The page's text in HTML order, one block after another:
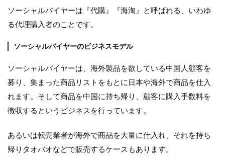
ソーシャルバイヤーは『代購』『海淘』と呼ばれる、いわゆ
る代理購入者のことです。
ソーシャルバイヤーのビジネスモデル
ソーシャルバイヤーは、海外製品を欲している中国人顧客を
募り、集まった商品リストをもとに日本や海外で商品を仕入
れます。そして商品を中国に持ち帰り、顧客に購入手数料を
徴収するというビジネスを行っています。
あるいは転売業者が海外で商品を大量に仕入れ、それを持ち
帰りタオバオなどで販売するケースもあります。